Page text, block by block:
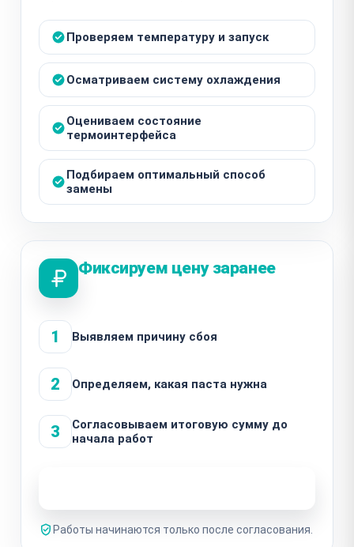
Проверяем температуру и запуск
Осматриваем систему охлаждения
Оцениваем состояние
термоинтерфейса
Подбираем оптимальный способ
замены
Фиксируем цену заранее
1 Выявляем причину сбоя
2 Определяем, какая паста нужна
3
Согласовываем итоговую сумму до
начала работ
Работы начинаются только после согласования.